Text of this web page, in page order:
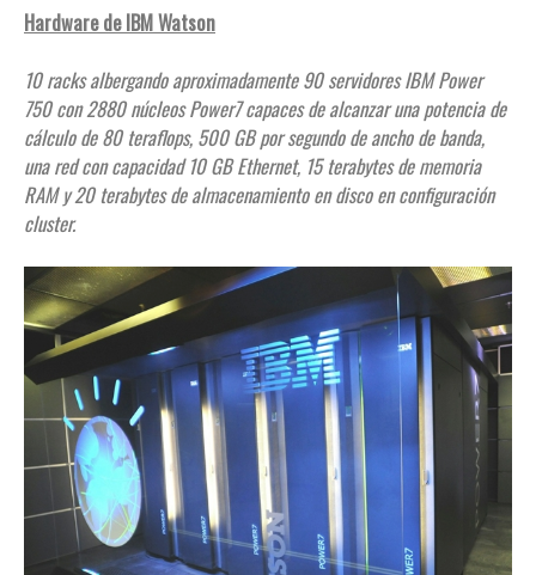
Hardware de IBM Watson
10 racks albergando aproximadamente 90 servidores IBM Power
750 con 2880 núcleos Power7 capaces de alcanzar una potencia de
cálculo de 80 teraflops, 500 GB por segundo de ancho de banda,
una red con capacidad 10 GB Ethernet, 15 terabytes de memoria
RAM y 20 terabytes de almacenamiento en disco en configuración
cluster.